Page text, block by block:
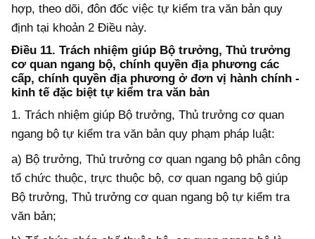
hợp, theo dõi, đôn đốc việc tự kiểm tra văn bản quy
định tại khoản 2 Điều này.
Điều 11. Trách nhiệm giúp Bộ trưởng, Thủ trưởng
cơ quan ngang bộ, chính quyền địa phương các
cấp, chính quyền địa phương ở đơn vị hành chính -
kinh tế đặc biệt tự kiểm tra văn bản
1. Trách nhiệm giúp Bộ trưởng, Thủ trưởng cơ quan
ngang bộ tự kiểm tra văn bản quy phạm pháp luật:
a) Bộ trưởng, Thủ trưởng cơ quan ngang bộ phân công
tổ chức thuộc, trực thuộc bộ, cơ quan ngang bộ giúp
Bộ trưởng, Thủ trưởng cơ quan ngang bộ tự kiểm tra
văn bản;